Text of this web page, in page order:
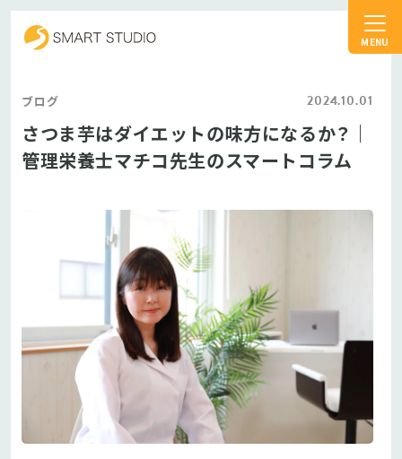
ブログ 2024.10.01
さつま芋はダイエットの味方になるか？｜
管理栄養士マチコ先生のスマートコラム